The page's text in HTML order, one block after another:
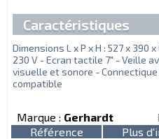
Caractéristiques
Dimensions L x P x H : 527 x 390
230 V - Ecran tactile 7" - Veille
visuelle et sonore -
compatible
Marque : Gerhardt
Référence
Plus